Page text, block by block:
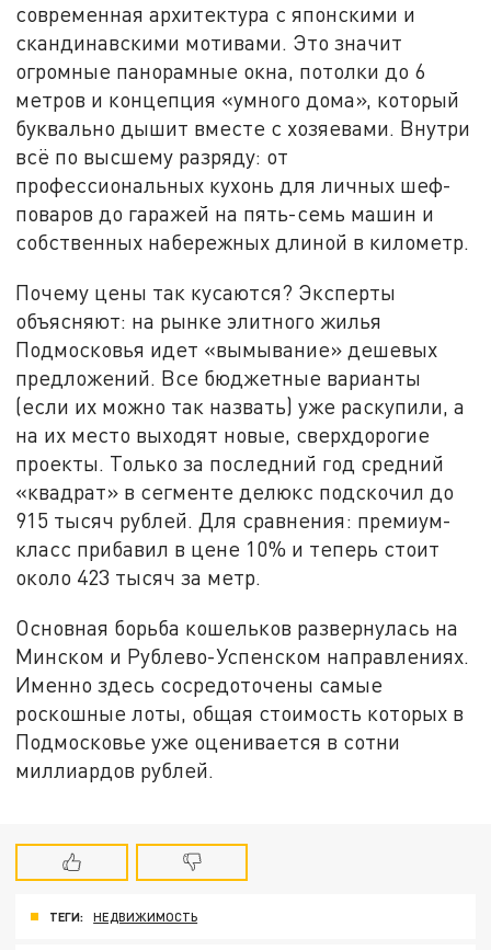
современная архитектура с японскими и
скандинавскими мотивами. Это значит
огромные панорамные окна, потолки до 6
метров и концепция «умного дома», который
буквально дышит вместе с хозяевами. Внутри
всё по высшему разряду: от
профессиональных кухонь для личных шеф-
поваров до гаражей на пять-семь машин и
собственных набережных длиной в километр.
Почему цены так кусаются? Эксперты
объясняют: на рынке элитного жилья
Подмосковья идет «вымывание» дешевых
предложений. Все бюджетные варианты
(если их можно так назвать) уже раскупили, а
на их место выходят новые, сверхдорогие
проекты. Только за последний год средний
«квадрат» в сегменте делюкс подскочил до
915 тысяч рублей. Для сравнения: премиум-
класс прибавил в цене 10% и теперь стоит
около 423 тысяч за метр.
Основная борьба кошельков развернулась на
Минском и Рублево-Успенском направлениях.
Именно здесь сосредоточены самые
роскошные лоты, общая стоимость которых в
Подмосковье уже оценивается в сотни
миллиардов рублей.
ТЕГИ: НЕДВИЖИМОСТЬ